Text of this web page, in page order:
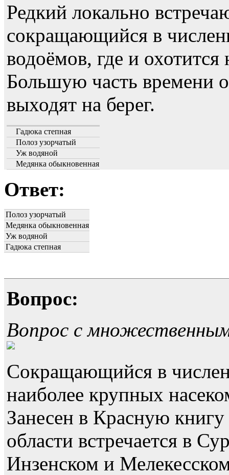
Редкий локально
сокращающийся в
водоёмов, где и
Большую часть времени
выходят на берег.
Гадюка степная
Полоз узорчатый
Уж водяной
Медянка обыкновенная
Ответ:
Полоз узорчатый
Медянка обыкновенная
Уж водяной
Гадюка степная
Вопрос:
Вопрос с
Сокращающийся в
наиболее крупных
Занесен в Красную
области встречается в
Инзенском и